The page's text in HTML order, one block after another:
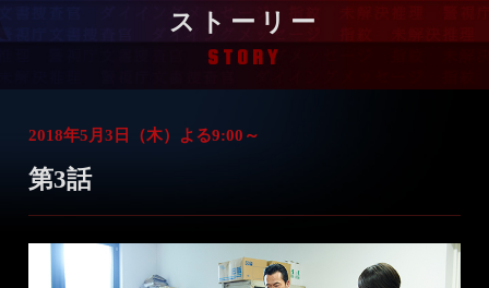
ストーリー
STORY
2018年5月3日（木）よる9:00～
第3話